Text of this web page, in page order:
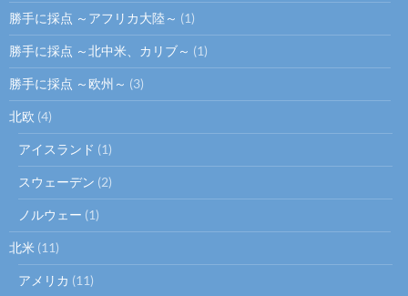
勝手に採点 ～アフリカ大陸～ (1)
勝手に採点 ～北中米、カリブ～ (1)
勝手に採点 ～欧州～ (3)
北欧 (4)
アイスランド (1)
スウェーデン (2)
ノルウェー (1)
北米 (11)
アメリカ (11)